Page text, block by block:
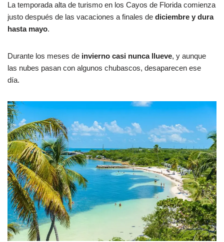
La temporada alta de turismo en los Cayos de Florida comienza
justo después de las vacaciones a finales de diciembre y dura
hasta mayo.
Durante los meses de invierno casi nunca llueve, y aunque
las nubes pasan con algunos chubascos, desaparecen ese
día.